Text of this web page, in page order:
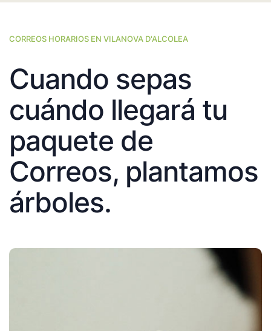
CORREOS HORARIOS EN VILANOVA D'ALCOLEA
Cuando sepas
cuándo llegará tu
paquete de
Correos, plantamos
árboles.